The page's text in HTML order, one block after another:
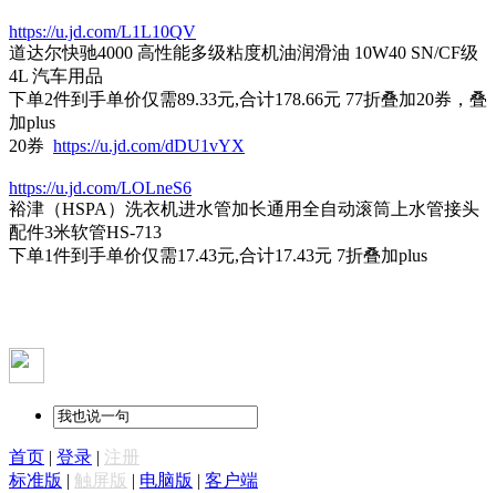
https://u.jd.com/L1L10QV
道达尔快驰4000 高性能多级粘度机油润滑油 10W40 SN/CF级
4L 汽车用品
下单2件到手单价仅需89.33元,合计178.66元 77折叠加20券，叠
加plus
20券 https://u.jd.com/dDU1vYX
https://u.jd.com/LOLneS6
裕津（HSPA）洗衣机进水管加长通用全自动滚筒上水管接头
配件3米软管HS-713
下单1件到手单价仅需17.43元,合计17.43元 7折叠加plus
首页 | 登录 | 注册
标准版 | 触屏版 | 电脑版 | 客户端